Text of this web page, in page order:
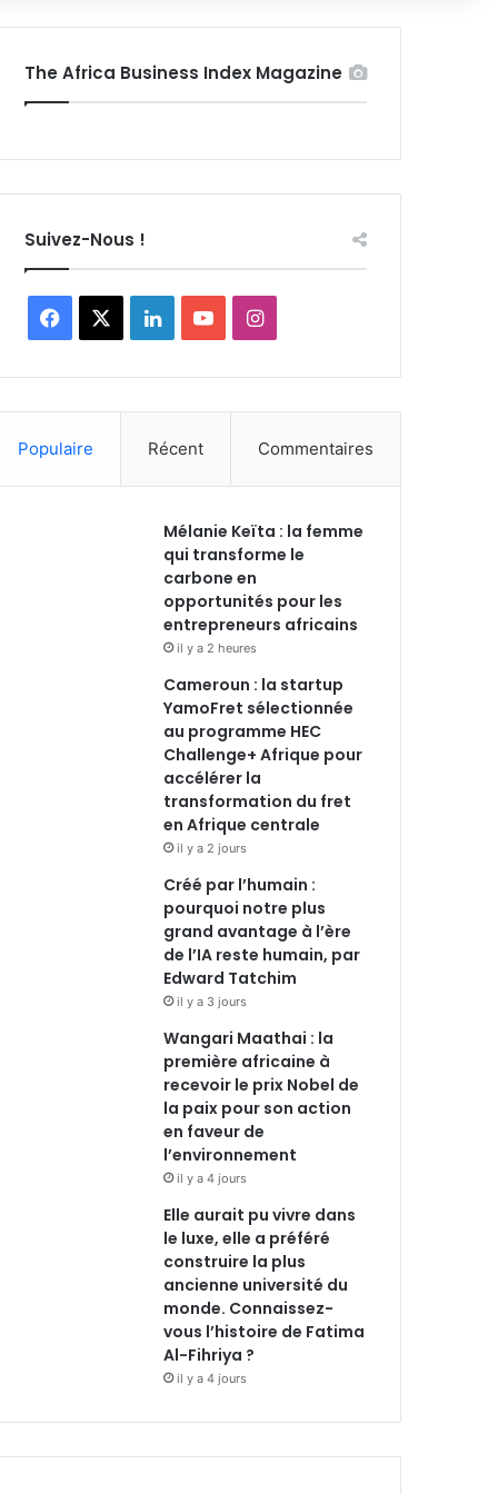
The Africa Business Index Magazine
Suivez-Nous !
Facebook LinkedinYouTubeInstagram
Populaire Récent Commentaires
Mélanie Keïta : la femme
qui transforme le
carbone en
opportunités pour les
entrepreneurs africains
il y a 2 heures
Cameroun : la startup
YamoFret sélectionnée
au programme HEC
Challenge+ Afrique pour
accélérer la
transformation du fret
en Afrique centrale
il y a 2 jours
Créé par l’humain :
pourquoi notre plus
grand avantage à l’ère
de l’IA reste humain, par
Edward Tatchim
il y a 3 jours
Wangari Maathai : la
première africaine à
recevoir le prix Nobel de
la paix pour son action
en faveur de
l’environnement
il y a 4 jours
Elle aurait pu vivre dans
le luxe, elle a préféré
construire la plus
ancienne université du
monde. Connaissez-
vous l’histoire de Fatima
Al-Fihriya ?
il y a 4 jours